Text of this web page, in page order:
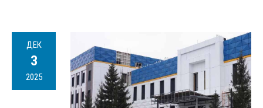
ДЕК
3
2025